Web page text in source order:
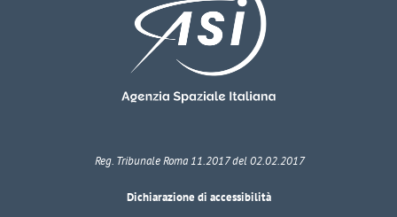
Reg. Tribunale Roma 11.2017 del 02.02.2017
Dichiarazione di accessibilità